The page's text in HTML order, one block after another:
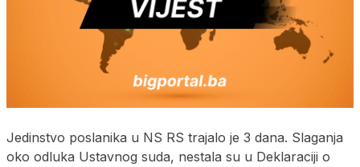
Jedinstvo poslanika u NS RS trajalo je 3 dana. Slaganja
oko odluka Ustavnog suda, nestala su u Deklaraciji o